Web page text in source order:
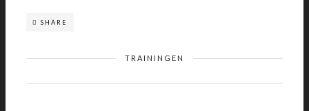
SHARE
TRAININGEN